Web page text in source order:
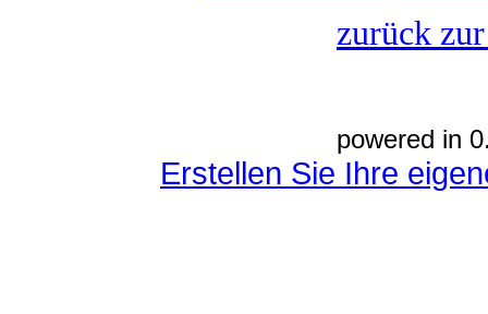
zurück
powered in
Erstellen Sie Ihre